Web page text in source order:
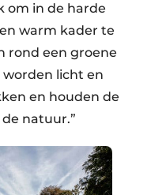
om in de harde
warm kader te
rond een groene
licht en
en houden de
natuur.”